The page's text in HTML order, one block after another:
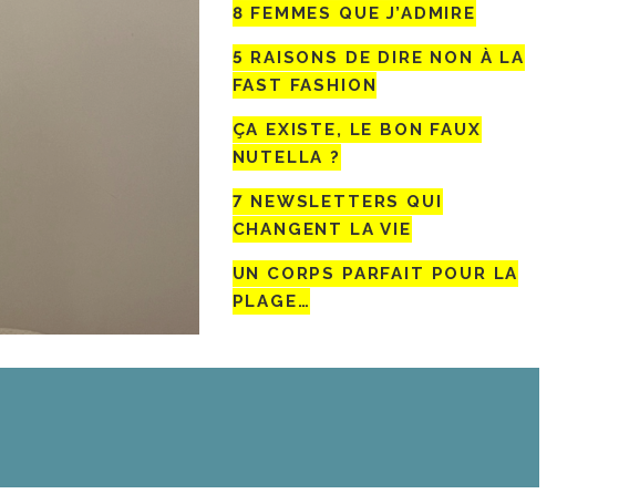
8 FEMMES QUE J’ADMIRE
5 RAISONS DE DIRE NON À LA
FAST FASHION
ÇA EXISTE, LE BON FAUX
NUTELLA ?
7 NEWSLETTERS QUI
CHANGENT LA VIE
UN CORPS PARFAIT POUR LA
PLAGE…